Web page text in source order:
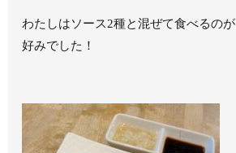
わたしはソース2種と混ぜて食べるのが
好みでした！